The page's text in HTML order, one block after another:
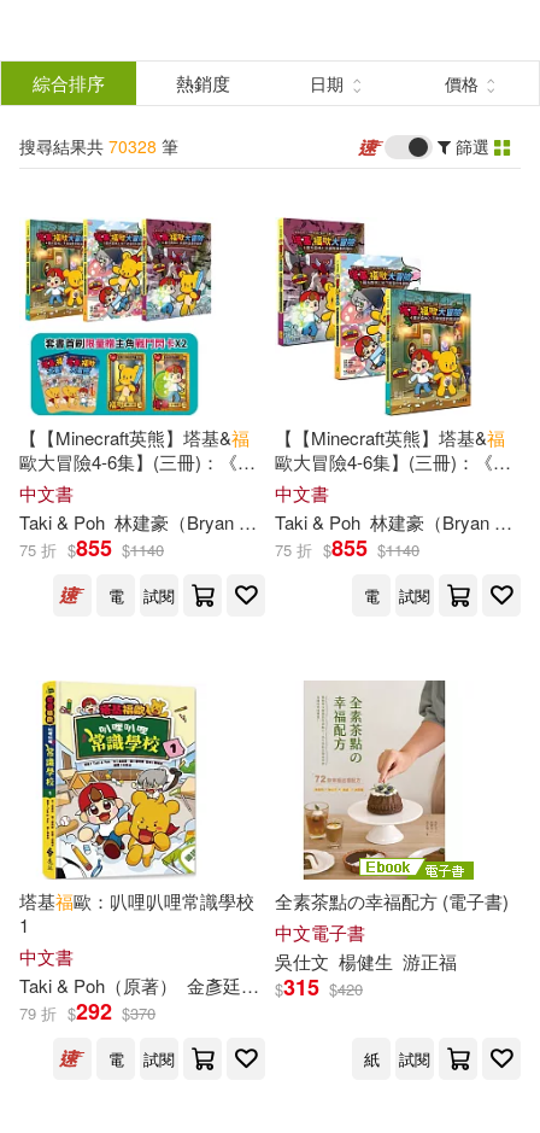
結
篩
選
分類 (單選)
所有商品(70328)
圖書(37181) 影音(3750)
雜誌(1505) 售票網(1)
美妝(354)
家居生活(2807) 美食(1473)
3C(1347) 家電(456)
保健(181) 設計文具(1410)
無印良品(346) 星巴克(8)
日用清潔(302)
休閒生活(255)
婦幼生活(1329)
餐廚生活(1147)
電子票證(25)
展開
作者 (可複選)
幼福編輯部(1117)
李光福(226)
（英）柯南·道爾(172)
厲河(161) 橘公司(118)
幼福文化(109)
暁なつめ(109)
勞工委員會勞工安全衛生研究所(8
5)
吉野(83)
一本考試研究中心(82)
展開
出版社 (可複選)
幼福(2860)
勞動部及職業安全衛生研究所(124
台灣角川(733)
東立(668) Universal(467)
SONY MUSIC(395)
配送方式 (可複選)
綜合排序 熱銷度 日期 價格
搜尋結果共 70328 筆 篩選
【【Minecraft英熊】塔基&福
歐大冒險4-6集】(三冊)：《暮
光森林之不幸城堡的魔法
師》、《地下迷宮的牛頭
怪》、《米諾陶洛斯的復仇》
(首刷限量贈2張主角戰鬥閃卡)
中文書
Taki & Poh 林建豪（Bryan Lin） 安道監 金奎泰
75 折 $855 $1140
電
試閱
【【Minecraft英熊】塔基&福
歐大冒險4-6集】(三冊)：《暮
光森林之不幸城堡的魔法
師》、《地下迷宮的牛頭
怪》、《米諾陶洛斯的復仇》
中文書
Taki & Poh 林建豪（Bryan Lin）
75 折 $855 $1140
電
試閱
塔基福歐：叭哩叭哩常識學校
1
中文書
Taki & Poh（原著）
金彥廷（作者） 林季妤
79 折 $292 $370
電
試閱
全素茶點の幸福配方 (電子書)
中文電子書
吳仕文 楊健生 游正福
$315 $420
紙 試閱